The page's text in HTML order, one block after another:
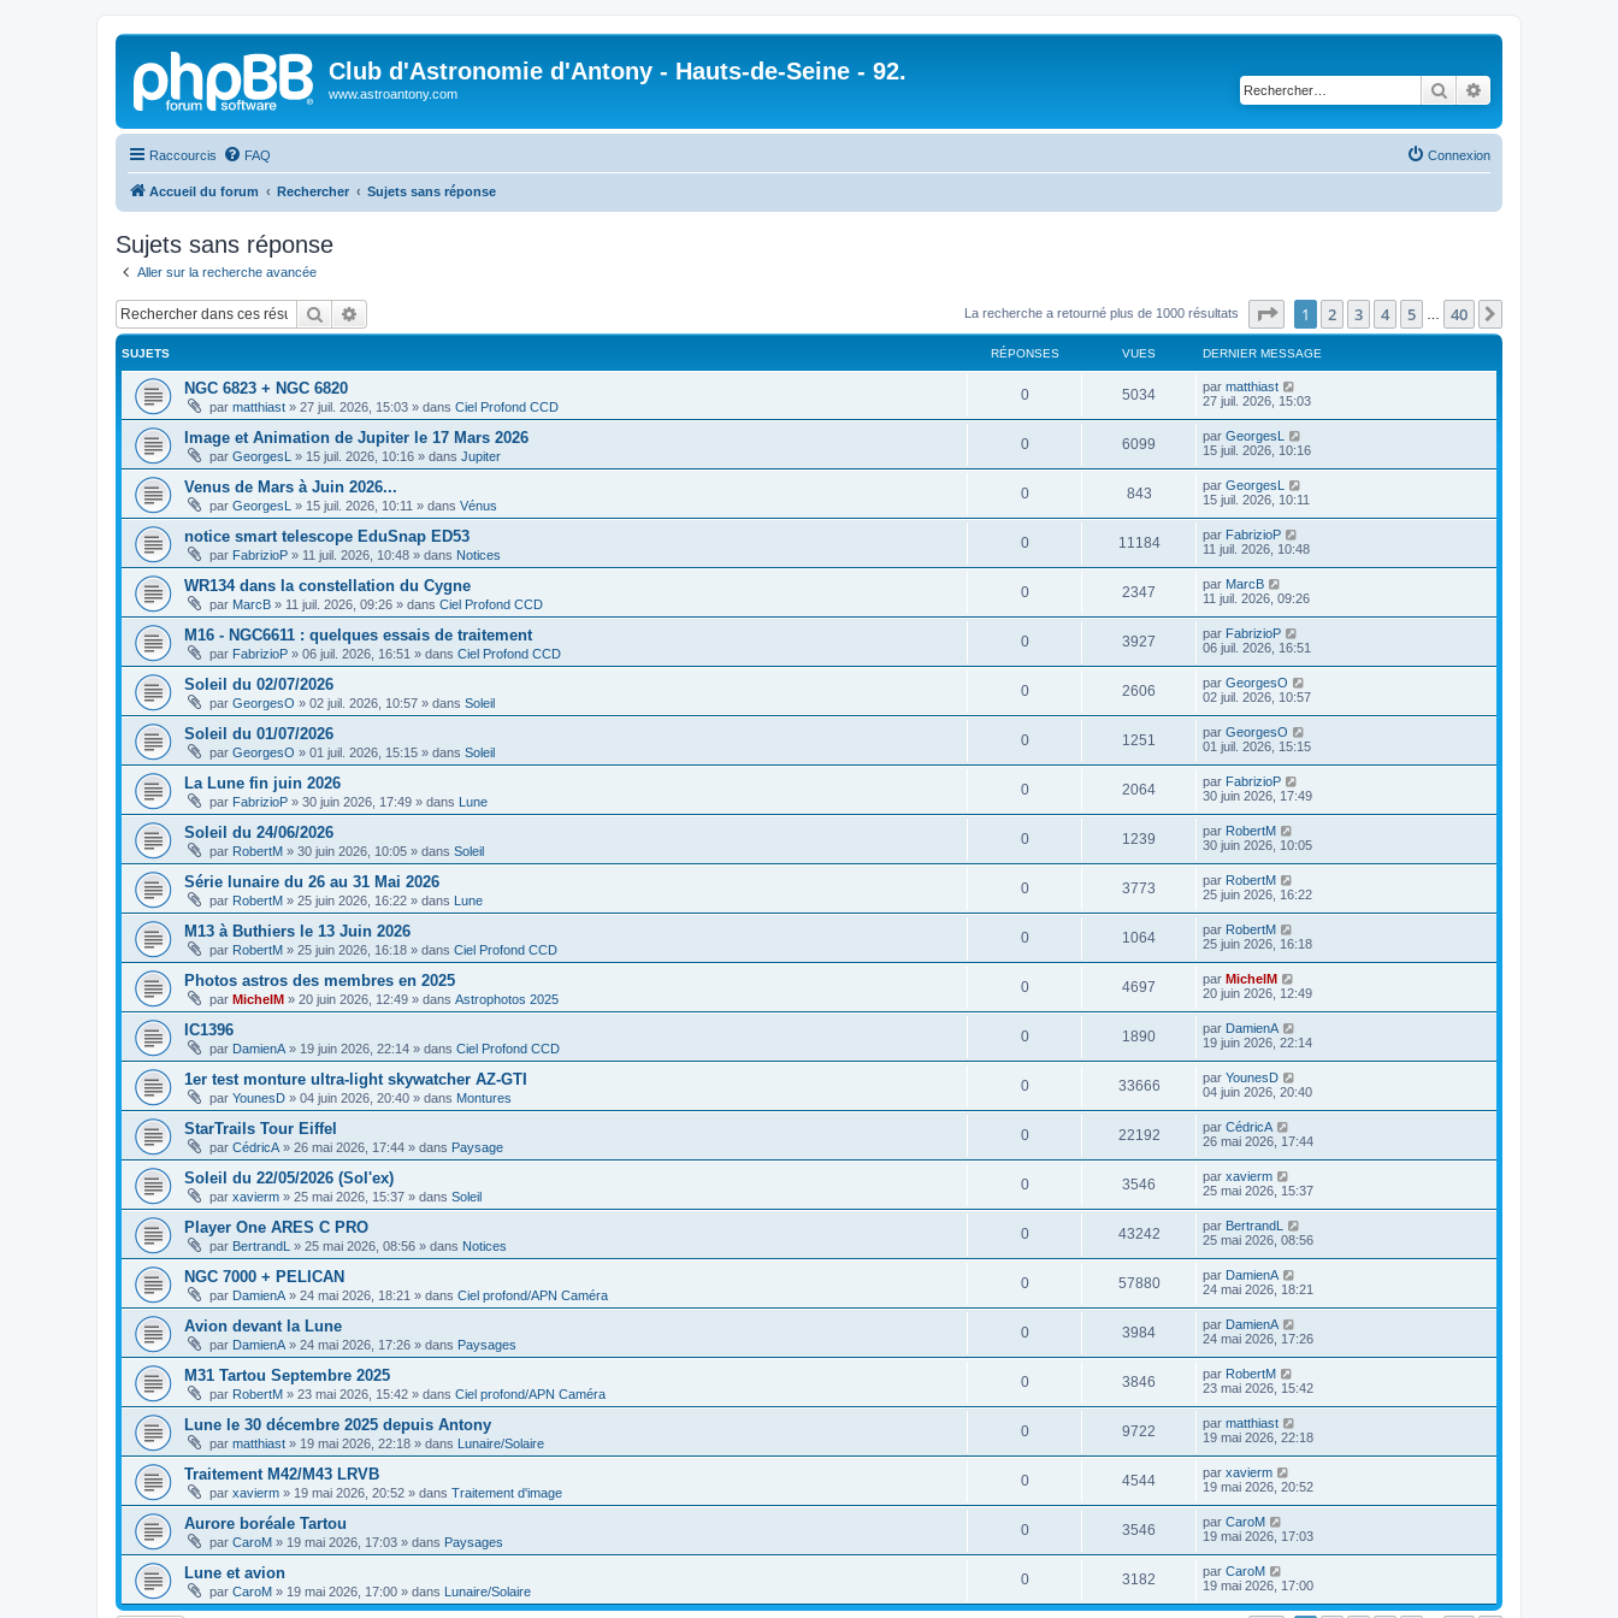
Club d'Astronomie d'Antony - Hauts-de-Seine - 92.
www.astroantony.com Rechercher
Raccourcis FAQ Connexion
Accueil du forum Rechercher Sujets sans réponse
Sujets sans réponse
Aller sur la recherche avancée
Rechercher La recherche a retourné plus de 1000 résultats Page sur40
1 2 3 4 5 40
SUJETS RÉPONSES VUES DERNIER MESSAGE
NGC 6823 + NGC 6820
par matthiast » 27 juil. 2026, 15:03 » dans Ciel Profond CCD
0 5034 par matthiast
27 juil. 2026, 15:03
Image et Animation de Jupiter le 17 Mars 2026
par GeorgesL » 15 juil. 2026, 10:16 » dans Jupiter
0 6099 par GeorgesL
15 juil. 2026, 10:16
Venus de Mars à Juin 2026...
par GeorgesL » 15 juil. 2026, 10:11 » dans Vénus
0 843 par GeorgesL
15 juil. 2026, 10:11
notice smart telescope EduSnap ED53
par FabrizioP » 11 juil. 2026, 10:48 » dans Notices
0 11184 par FabrizioP
11 juil. 2026, 10:48
WR134 dans la constellation du Cygne
par MarcB » 11 juil. 2026, 09:26 » dans Ciel Profond CCD
0 2347 par MarcB
11 juil. 2026, 09:26
M16 - NGC6611 : quelques essais de traitement
par FabrizioP » 06 juil. 2026, 16:51 » dans Ciel Profond CCD
0 3927 par FabrizioP
06 juil. 2026, 16:51
Soleil du 02/07/2026
par GeorgesO » 02 juil. 2026, 10:57 » dans Soleil
0 2606 par GeorgesO
02 juil. 2026, 10:57
Soleil du 01/07/2026
par GeorgesO » 01 juil. 2026, 15:15 » dans Soleil
0 1251 par GeorgesO
01 juil. 2026, 15:15
La Lune fin juin 2026
par FabrizioP » 30 juin 2026, 17:49 » dans Lune
0 2064 par FabrizioP
30 juin 2026, 17:49
Soleil du 24/06/2026
par RobertM » 30 juin 2026, 10:05 » dans Soleil
0 1239 par RobertM
30 juin 2026, 10:05
Série lunaire du 26 au 31 Mai 2026
par RobertM » 25 juin 2026, 16:22 » dans Lune
0 3773 par RobertM
25 juin 2026, 16:22
M13 à Buthiers le 13 Juin 2026
par RobertM » 25 juin 2026, 16:18 » dans Ciel Profond CCD
0 1064 par RobertM
25 juin 2026, 16:18
Photos astros des membres en 2025
par MichelM » 20 juin 2026, 12:49 » dans Astrophotos 2025
0 4697 par MichelM
20 juin 2026, 12:49
IC1396
par DamienA » 19 juin 2026, 22:14 » dans Ciel Profond CCD
0 1890 par DamienA
19 juin 2026, 22:14
1er test monture ultra-light skywatcher AZ-GTI
par YounesD » 04 juin 2026, 20:40 » dans Montures
0 33666 par YounesD
04 juin 2026, 20:40
StarTrails Tour Eiffel
par CédricA » 26 mai 2026, 17:44 » dans Paysage
0 22192 par CédricA
26 mai 2026, 17:44
Soleil du 22/05/2026 (Sol'ex)
par xavierm » 25 mai 2026, 15:37 » dans Soleil
0 3546 par xavierm
25 mai 2026, 15:37
Player One ARES C PRO
par BertrandL » 25 mai 2026, 08:56 » dans Notices
0 43242 par BertrandL
25 mai 2026, 08:56
NGC 7000 + PELICAN
par DamienA » 24 mai 2026, 18:21 » dans Ciel profond/APN Caméra
0 57880 par DamienA
24 mai 2026, 18:21
Avion devant la Lune
par DamienA » 24 mai 2026, 17:26 » dans Paysages
0 3984 par DamienA
24 mai 2026, 17:26
M31 Tartou Septembre 2025
par RobertM » 23 mai 2026, 15:42 » dans Ciel profond/APN Caméra
0 3846 par RobertM
23 mai 2026, 15:42
Lune le 30 décembre 2025 depuis Antony
par matthiast » 19 mai 2026, 22:18 » dans Lunaire/Solaire
0 9722 par matthiast
19 mai 2026, 22:18
Traitement M42/M43 LRVB
par xavierm » 19 mai 2026, 20:52 » dans Traitement d'image
0 4544 par xavierm
19 mai 2026, 20:52
Aurore boréale Tartou
par CaroM » 19 mai 2026, 17:03 » dans Paysages
0 3546 par CaroM
19 mai 2026, 17:03
Lune et avion
par CaroM » 19 mai 2026, 17:00 » dans Lunaire/Solaire
0 3182 par CaroM
19 mai 2026, 17:00